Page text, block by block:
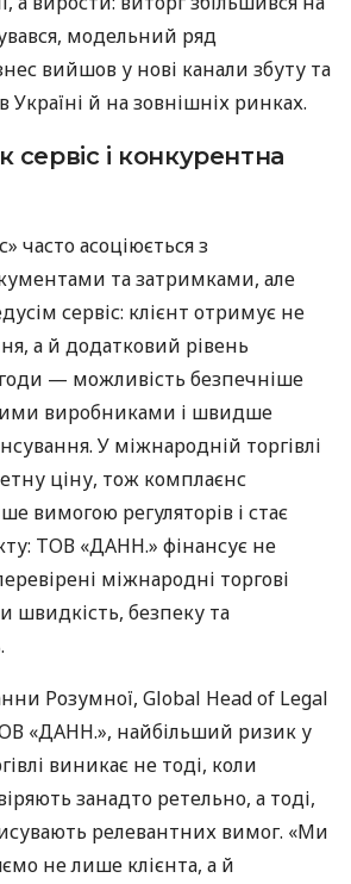
модельний ряд
вийшов у нові канали збуту та
Україні й на зовнішніх ринках.
сервіс і конкурентна
часто асоціюється з
та затримками, але
сервіс: клієнт отримує не
а й додатковий рівень
— можливість безпечніше
виробниками і швидше
У міжнародній торгівлі
ціну, тож комплаєнс
вимогою регуляторів і стає
ТОВ «ДАНН.» фінансує не
міжнародні торгові
швидкість, безпеку та
Розумної, Global Head of Legal
«ДАНН.», найбільший ризик у
виникає не тоді, коли
занадто ретельно, а тоді,
релевантних вимог. «Ми
не лише клієнта, а й